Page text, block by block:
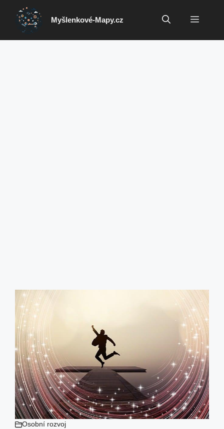
Přeskočit
obsah
Myšlenkové-Mapy.cz Menu
Osobní rozvoj